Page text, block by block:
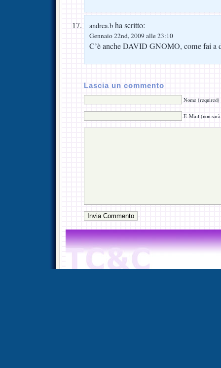
andrea.b ha scritto:
Gennaio 22nd, 2009 alle 23:10
C’è anche DAVID GNOMO, come fai a
Lascia un commento
Nome (required)
E-Mail (non